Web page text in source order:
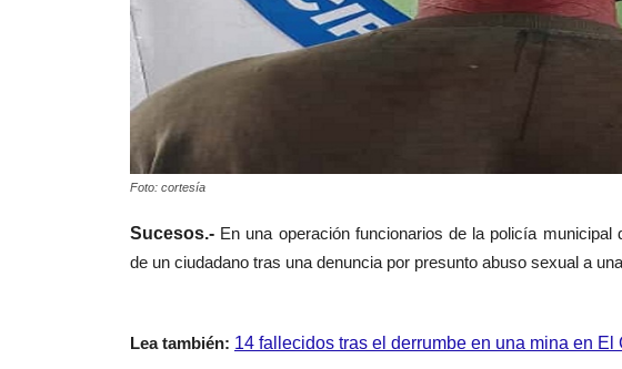
Foto: cortesía
Sucesos.- En una operación funcionarios de la policía
de un ciudadano tras una denuncia por presunto abuso sexual a
Leatambién: 14 fallecidos tras el derrumbe en una mina en El